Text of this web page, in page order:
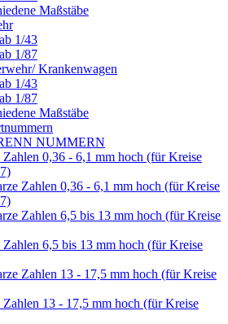
Maßstäbe
1/43
1/87
Krankenwagen
1/43
1/87
Maßstäbe
NUMMERN
Zahlen 0,36 - 6,1 mm hoch (für Kreise
Zahlen 0,36 - 6,1 mm hoch (für Kreise
Zahlen 6,5 bis 13 mm hoch (für Kreise
Zahlen 6,5 bis 13 mm hoch (für Kreise
Zahlen 13 - 17,5 mm hoch (für Kreise
Zahlen 13 - 17,5 mm hoch (für Kreise